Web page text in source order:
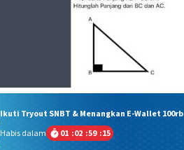
Ikuti Tryout SNBT & Menangkan E-Wallet 100rb
Habis dalam
01 :02 :59 :15